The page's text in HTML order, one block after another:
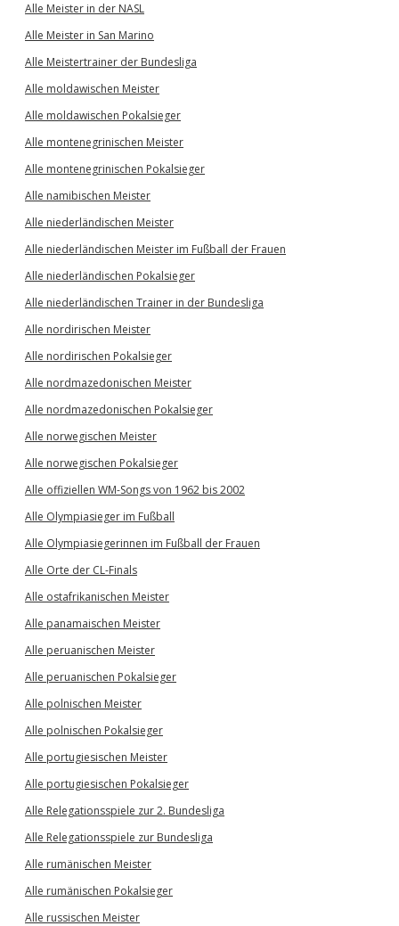
Alle Meister in der NASL
Alle Meister in San Marino
Alle Meistertrainer der Bundesliga
Alle moldawischen Meister
Alle moldawischen Pokalsieger
Alle montenegrinischen Meister
Alle montenegrinischen Pokalsieger
Alle namibischen Meister
Alle niederländischen Meister
Alle niederländischen Meister im Fußball der Frauen
Alle niederländischen Pokalsieger
Alle niederländischen Trainer in der Bundesliga
Alle nordirischen Meister
Alle nordirischen Pokalsieger
Alle nordmazedonischen Meister
Alle nordmazedonischen Pokalsieger
Alle norwegischen Meister
Alle norwegischen Pokalsieger
Alle offiziellen WM-Songs von 1962 bis 2002
Alle Olympiasieger im Fußball
Alle Olympiasiegerinnen im Fußball der Frauen
Alle Orte der CL-Finals
Alle ostafrikanischen Meister
Alle panamaischen Meister
Alle peruanischen Meister
Alle peruanischen Pokalsieger
Alle polnischen Meister
Alle polnischen Pokalsieger
Alle portugiesischen Meister
Alle portugiesischen Pokalsieger
Alle Relegationsspiele zur 2. Bundesliga
Alle Relegationsspiele zur Bundesliga
Alle rumänischen Meister
Alle rumänischen Pokalsieger
Alle russischen Meister